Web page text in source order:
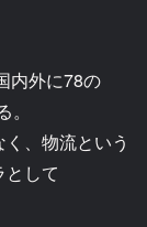
内外に78の
、物流という
して